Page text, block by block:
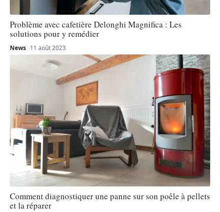
Problème avec cafetière Delonghi Magnifica : Les
solutions pour y remédier
News 11 août 2023
Comment diagnostiquer une panne sur son poêle à pellets
et la réparer